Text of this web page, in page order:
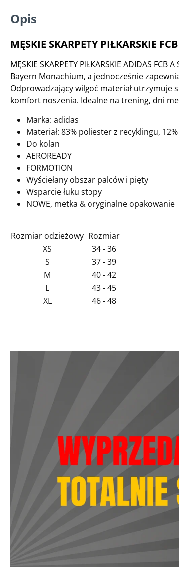
Opis
MĘSKIE SKARPETY PIŁKARSKIE
MĘSKIE SKARPETY PIŁKARSKIE ADIDAS
Bayern Monachium, a jednocześnie
Odprowadzający wilgoć materiał utrzymuje
komfort noszenia. Idealne na trening, dni
Marka: adidas
Materiał: 83% poliester z recyklingu, 12%
Do kolan
AEROREADY
FORMOTION
Wyściełany obszar palców i pięty
Wsparcie łuku stopy
NOWE, metka & oryginalne opakowanie
Rozmiar odzieżowy Rozmiar
XS
34 - 36
S
37 - 39
M
40 - 42
L
43 - 45
XL
46 - 48